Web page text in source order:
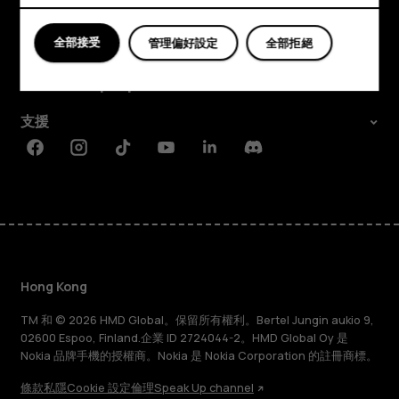
好？
探索
關於
支援
FacebookInstagramTiktokYoutubeLinkedinDiscord
Hong Kong
TM 和 © 2026 HMD Global。保留所有權利。Bertel Jungin aukio 9,
02600 Espoo, Finland.企業 ID 2724044-2。HMD Global Oy 是
Nokia 品牌手機的授權商。Nokia 是 Nokia Corporation 的註冊商標。
條款私隱Cookie 設定倫理Speak Up channel
全部拒絕
管理偏好設定
全部接受